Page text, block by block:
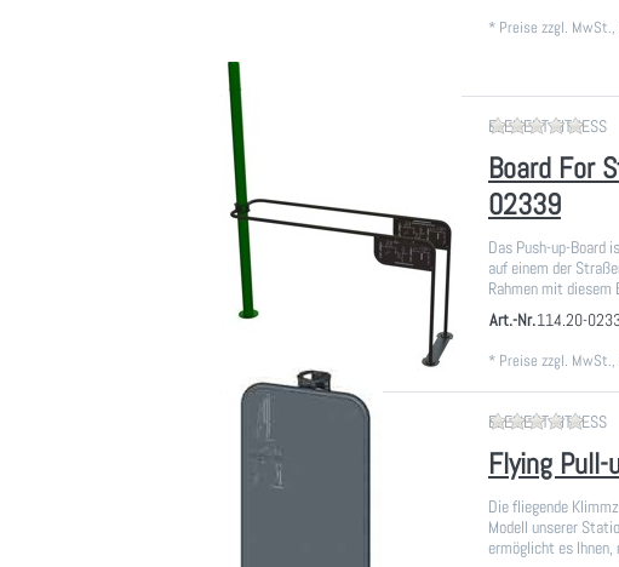
* Preise zzgl. MwSt.,
ELEMENT FITNESS
Zu
Board For
02339
Das Push-up-Board
auf einem der
Rahmen mit diesem
Art.-Nr.114.20-
* Preise zzgl. MwSt.,
ELEMENT FITNESS
Zu
Flying
Die fliegende
Modell unserer
ermöglicht es